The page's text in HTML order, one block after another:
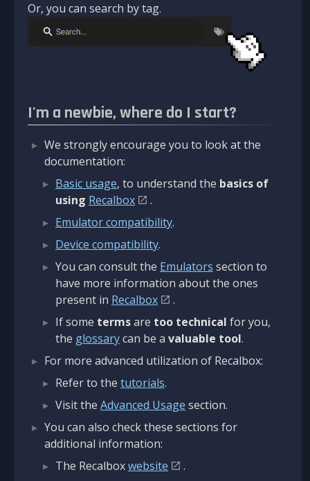
Or, you can search by tag.
I'm a newbie, where do I start?
We strongly encourage you to look at the
documentation:
Basic usage, to understand the basics of
using Recalbox
.
Emulator compatibility.
Device compatibility.
You can consult the Emulators section to
have more information about the ones
present in Recalbox
.
If some termsare too technical for you,
the glossarycan be a valuable tool.
For more advanced utilization of Recalbox:
Refer to the tutorials.
Visit the Advanced Usage section.
You can also check these sections for
additional information:
The Recalboxwebsite
.